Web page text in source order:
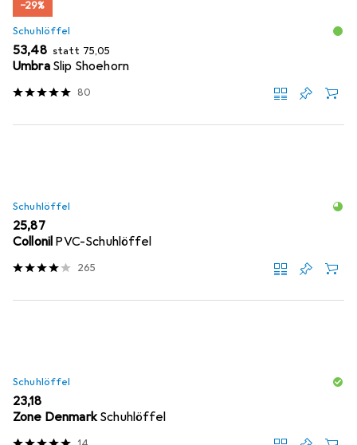
−29%
Schuhlöffel
EUR
53,48 statt EUR
75,05
Umbra Slip Shoehorn
80
Schuhlöffel
EUR
25,87
Collonil PVC-Schuhlöffel
265
Schuhlöffel
EUR
23,18
Zone Denmark Schuhlöffel